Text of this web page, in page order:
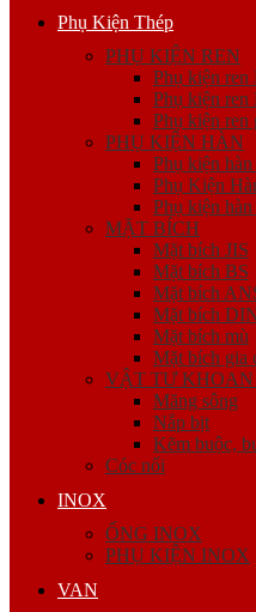
Phụ Kiện Thép
PHỤ KIỆN REN
Phụ kiện ren
Phụ kiện ren
Phụ kiện ren
PHỤ KIỆN HÀN
Phụ kiện
Phụ Kiện
Phụ kiện
MẶT BÍCH
Mặt bích JIS
Mặt bích BS
Mặt bích
Mặt bích
Mặt bích mù
Mặt bích gia
VẬT TƯ
Măng sông
Nắp bịt
Kẽm buộc,
Cóc nối
INOX
ỐNG INOX
PHỤ KIỆN INOX
VAN